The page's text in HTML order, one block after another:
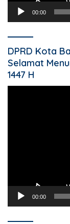
00:00
DPRD Kota
Selamat
1447 H
00:00